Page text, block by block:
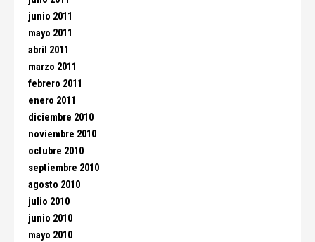
junio 2011
mayo 2011
abril 2011
marzo 2011
febrero 2011
enero 2011
diciembre 2010
noviembre 2010
octubre 2010
septiembre 2010
agosto 2010
julio 2010
junio 2010
mayo 2010